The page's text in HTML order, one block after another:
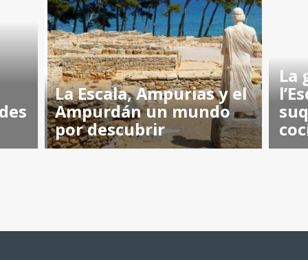
La Escala, Ampurias y el
Ampurdán un mundo
por descubrir
La